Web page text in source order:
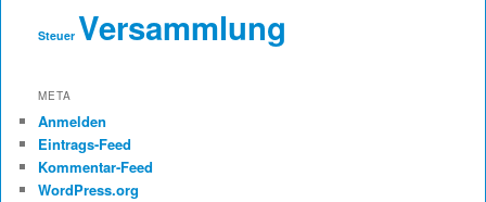
Steuer Versammlung
META
Anmelden
Eintrags-Feed
Kommentar-Feed
WordPress.org